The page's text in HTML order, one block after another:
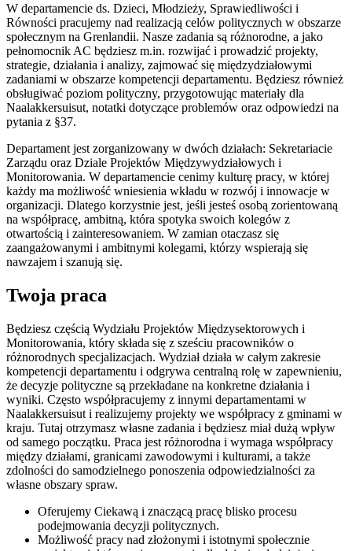
W departamencie ds. Dzieci, Młodzieży, Sprawiedliwości i
Równości pracujemy nad realizacją celów politycznych w obszarze
społecznym na Grenlandii. Nasze zadania są różnorodne, a jako
pełnomocnik AC będziesz m.in. rozwijać i prowadzić projekty,
strategie, działania i analizy, zajmować się międzydziałowymi
zadaniami w obszarze kompetencji departamentu. Będziesz również
obsługiwać poziom polityczny, przygotowując materiały dla
Naalakkersuisut, notatki dotyczące problemów oraz odpowiedzi na
pytania z §37.
Departament jest zorganizowany w dwóch działach: Sekretariacie
Zarządu oraz Dziale Projektów Międzywydziałowych i
Monitorowania. W departamencie cenimy kulturę pracy, w której
każdy ma możliwość wniesienia wkładu w rozwój i innowacje w
organizacji. Dlatego korzystnie jest, jeśli jesteś osobą zorientowaną
na współpracę, ambitną, która spotyka swoich kolegów z
otwartością i zainteresowaniem. W zamian otaczasz się
zaangażowanymi i ambitnymi kolegami, którzy wspierają się
nawzajem i szanują się.
Twoja praca
Będziesz częścią Wydziału Projektów Międzysektorowych i
Monitorowania, który składa się z sześciu pracowników o
różnorodnych specjalizacjach. Wydział działa w całym zakresie
kompetencji departamentu i odgrywa centralną rolę w zapewnieniu,
że decyzje polityczne są przekładane na konkretne działania i
wyniki. Często współpracujemy z innymi departamentami w
Naalakkersuisut i realizujemy projekty we współpracy z gminami w
kraju. Tutaj otrzymasz własne zadania i będziesz miał dużą wpływ
od samego początku. Praca jest różnorodna i wymaga współpracy
między działami, granicami zawodowymi i kulturami, a także
zdolności do samodzielnego ponoszenia odpowiedzialności za
własne obszary spraw.
Oferujemy Ciekawą i znaczącą pracę blisko procesu
podejmowania decyzji politycznych.
Możliwość pracy nad złożonymi i istotnymi społecznie